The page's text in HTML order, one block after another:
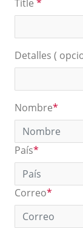
Title *
Detalles (
Nombre*
País*
Correo*